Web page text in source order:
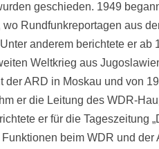
geschieden. 1949
Rundfunkreportagen aus
anderem berichtete er ab
Weltkrieg aus
der ARD in Moskau und von
er die Leitung des WDR-
er für die Tageszeitung
beim WDR und der